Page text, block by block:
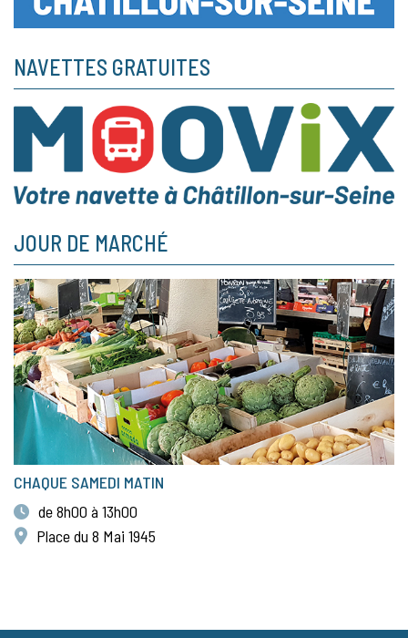
NAVETTES GRATUITES
JOUR DE MARCHÉ
CHAQUE SAMEDI MATIN
de 8h00 à 13h00
Place du 8 Mai 1945